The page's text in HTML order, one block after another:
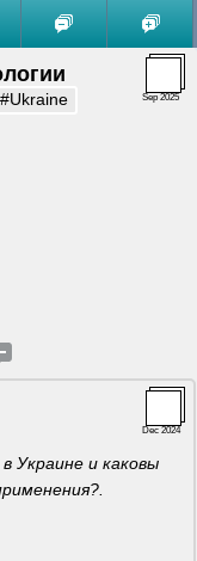
Sep 2025
#Ukraine
Dec 2024
Украине и каковы